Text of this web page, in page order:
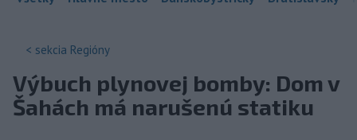
< sekcia Regióny
Výbuch plynovej bomby: Dom v
Šahách má narušenú statiku